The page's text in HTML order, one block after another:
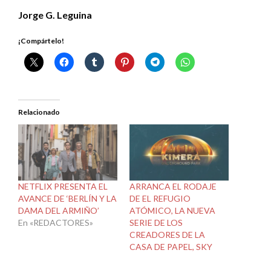
Jorge G. Leguina
¡Compártelo!
Relacionado
NETFLIX PRESENTA EL
AVANCE DE ‘BERLÍN Y LA
DAMA DEL ARMIÑO’
En «REDACTORES»
ARRANCA EL RODAJE
DE EL REFUGIO
ATÓMICO, LA NUEVA
SERIE DE LOS
CREADORES DE LA
CASA DE PAPEL, SKY